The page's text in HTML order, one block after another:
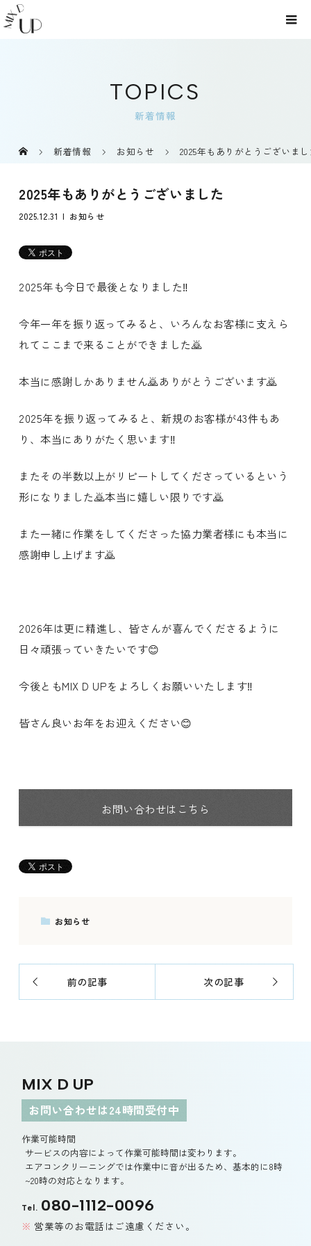
TOPICS
新着情報
新着情報 お知らせ 2025年もありがとうございま
2025年もありがとうございました
2025.12.31 お知らせ
2025年も今日で最後となりました‼️
今年一年を振り返ってみると、いろんなお客様に支えら
れてここまで来ることができました🙇
本当に感謝しかありません🙇ありがとうございます🙇
2025年を振り返ってみると、新規のお客様が43件もあ
り、本当にありがたく思います‼️
またその半数以上がリピートしてくださっているという
形になりました🙇本当に嬉しい限りです🙇
また一緒に作業をしてくださった協力業者様にも本当に
感謝申し上げます🙇
2026年は更に精進し、皆さんが喜んでくださるように
日々頑張っていきたいです😊
今後ともMIX D UPをよろしくお願いいたします‼️
皆さん良いお年をお迎えください😊
お問い合わせはこちら
お知らせ
前の記事 次の記事
MIX D UP
お問い合わせは24時間受付中
作業可能時間
サービスの内容によって作業可能時間は変わります。
エアコンクリーニングでは作業中に音が出るため、基本的に8時
~20時の対応となります。
Tel. 080-1112-0096
営業等のお電話はご遠慮ください。